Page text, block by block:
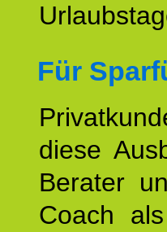
Für
diese
Berater
Coach